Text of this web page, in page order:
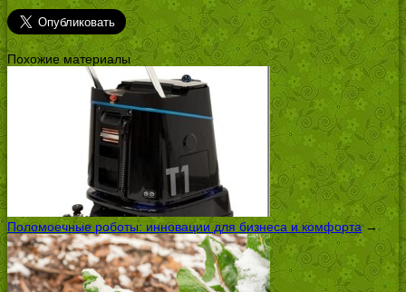
Похожие материалы
Поломоечные роботы: инновации для бизнеса и комфорта→